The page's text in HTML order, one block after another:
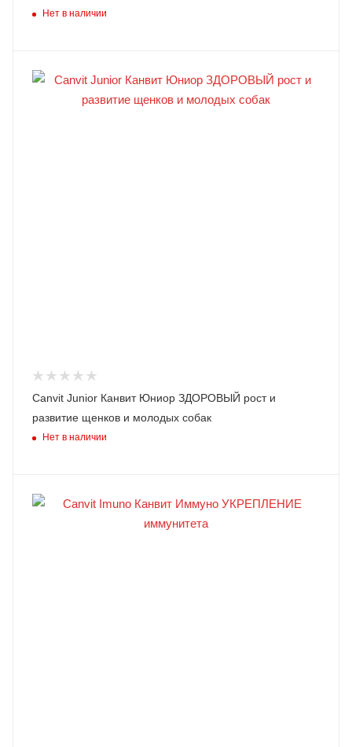
Нет в наличии
Canvit Junior Канвит Юниор ЗДОРОВЫЙ рост и
развитие щенков и молодых собак
Нет в наличии